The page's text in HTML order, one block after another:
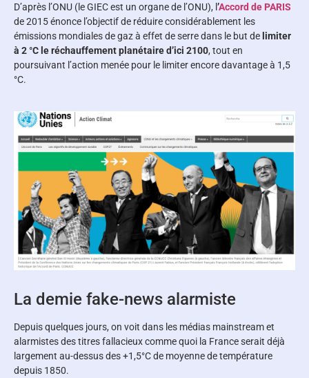
D’après l’ONU (le GIEC est un organe de l’ONU), l ’Accord de PARIS
de 2015 énonce l’objectif de réduire considérablement les
émissions mondiales de gaz à effet de serre dans le but de limiter
à 2 °C le réchauffement planétaire d’ici 2100, tout en
poursuivant l’action menée pour le limiter encore davantage à 1,5
°C.
La demie fake-news alarmiste
Depuis quelques jours, on voit dans les médias mainstream et
alarmistes des titres fallacieux comme quoi la France serait déjà
largement au-dessus des +1,5°C de moyenne de température
depuis 1850.